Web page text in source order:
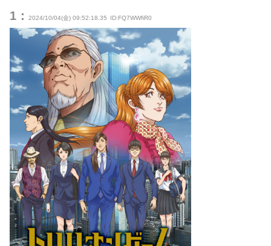
1： 2024/10/04(金) 09:52:18.35 ID:FQ7WWfiR0